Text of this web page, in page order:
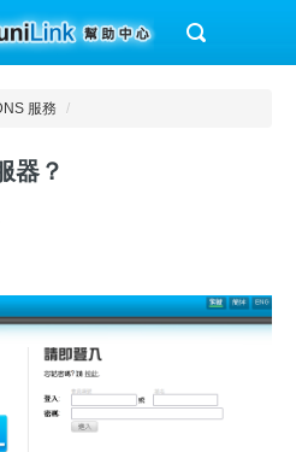
服務 /
器？